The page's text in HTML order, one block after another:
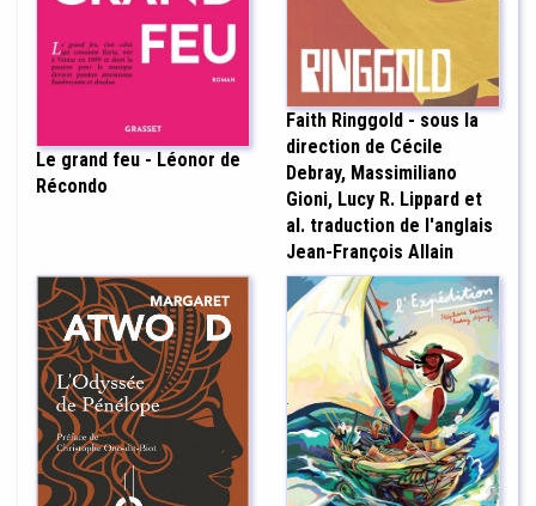
Le grand feu - Léonor de
Récondo
Faith Ringgold - sous la
direction de Cécile
Debray, Massimiliano
Gioni, Lucy R. Lippard et
al. traduction de l'anglais
Jean-François Allain